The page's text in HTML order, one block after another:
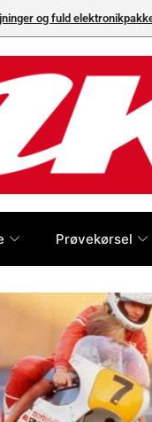
og fuld
Prøvekørsel